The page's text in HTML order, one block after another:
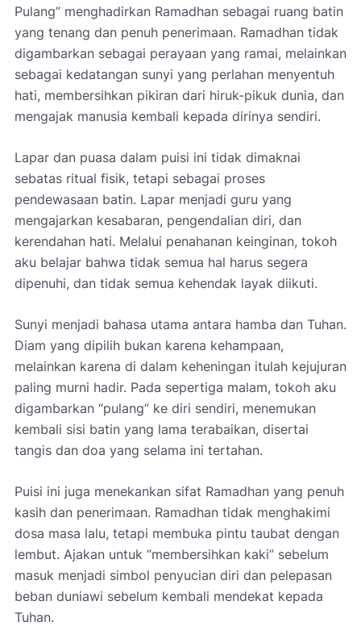
Pulang” menghadirkan Ramadhan sebagai ruang batin
yang tenang dan penuh penerimaan. Ramadhan tidak
digambarkan sebagai perayaan yang ramai, melainkan
sebagai kedatangan sunyi yang perlahan menyentuh
hati, membersihkan pikiran dari hiruk-pikuk dunia, dan
mengajak manusia kembali kepada dirinya sendiri.
Lapar dan puasa dalam puisi ini tidak dimaknai
sebatas ritual fisik, tetapi sebagai proses
pendewasaan batin. Lapar menjadi guru yang
mengajarkan kesabaran, pengendalian diri, dan
kerendahan hati. Melalui penahanan keinginan, tokoh
aku belajar bahwa tidak semua hal harus segera
dipenuhi, dan tidak semua kehendak layak diikuti.
Sunyi menjadi bahasa utama antara hamba dan Tuhan.
Diam yang dipilih bukan karena kehampaan,
melainkan karena di dalam keheningan itulah kejujuran
paling murni hadir. Pada sepertiga malam, tokoh aku
digambarkan “pulang” ke diri sendiri, menemukan
kembali sisi batin yang lama terabaikan, disertai
tangis dan doa yang selama ini tertahan.
Puisi ini juga menekankan sifat Ramadhan yang penuh
kasih dan penerimaan. Ramadhan tidak menghakimi
dosa masa lalu, tetapi membuka pintu taubat dengan
lembut. Ajakan untuk “membersihkan kaki” sebelum
masuk menjadi simbol penyucian diri dan pelepasan
beban duniawi sebelum kembali mendekat kepada
Tuhan.